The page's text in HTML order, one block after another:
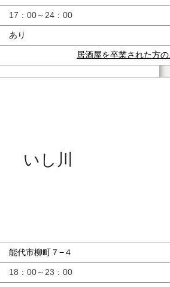
17：00～24：00
あり
居酒屋を卒業された方
いし川
能代市柳町７−４
18：00～23：00